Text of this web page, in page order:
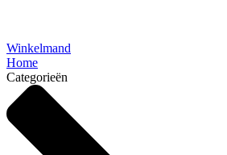
Winkelmand
Home
Categorieën